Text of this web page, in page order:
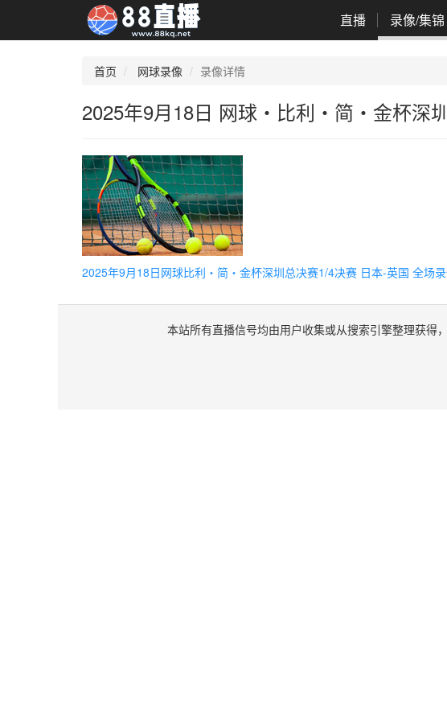
直播 录像/集锦
首页 网球录像 录像详情
2025年9月18日 网球・比利・简・金杯深
2025年9月18日网球比利・简・金杯深圳总决赛1/4决赛 日本-英国 全场录
本站所有直播信号均由用户收集或从搜索引擎整理获得